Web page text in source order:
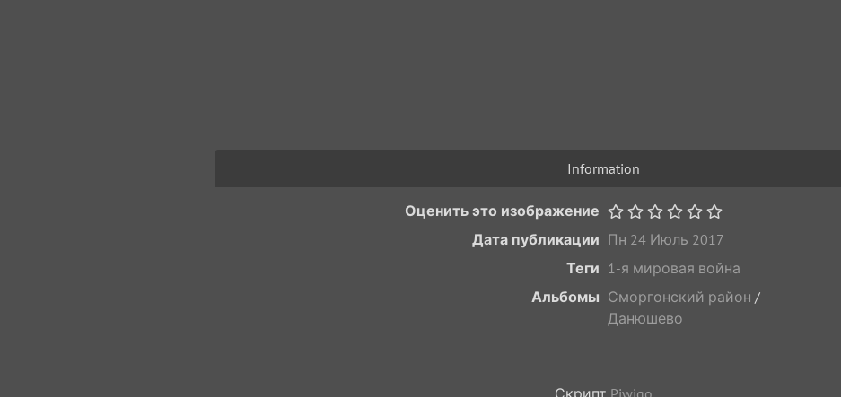
Information
Оценить это изображение
Дата публикации Пн 24 Июль 2017
Теги 1-я мировая война
Альбомы Сморгонский район /
Данюшево
Скрипт Piwigo